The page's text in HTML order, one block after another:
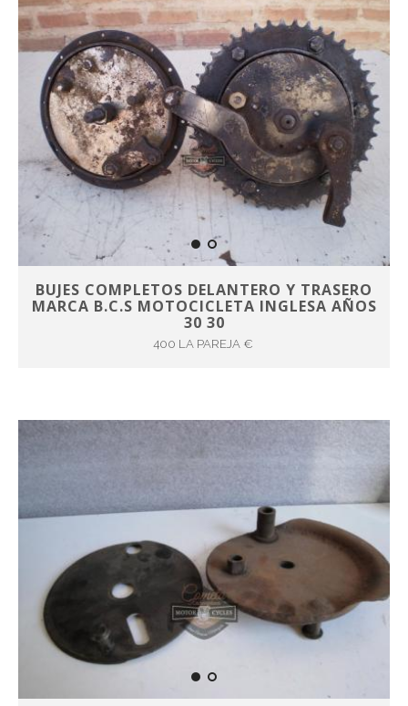
BUJES COMPLETOS DELANTERO Y TRASERO
MARCA B.C.S MOTOCICLETA INGLESA AÑOS
30 30
400 LA PAREJA €